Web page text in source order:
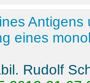
eines
Rudolf